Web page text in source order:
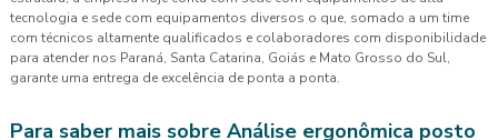
tecnologia e sede com equipamentos diversos o que, somado a um time
com técnicos altamente qualificados e colaboradores com disponibilidade
para atender nos Paraná, Santa Catarina, Goiás e Mato Grosso do Sul,
garante uma entrega de excelência de ponta a ponta.
Para saber mais sobre Análise ergonômica posto